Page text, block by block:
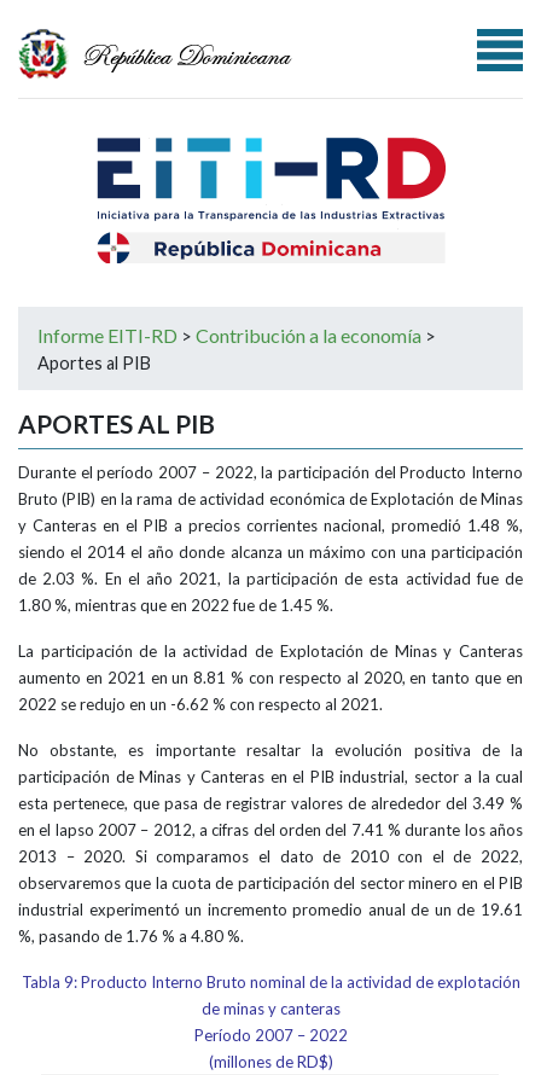
Escudo nacional
Informe EITI-RD > Contribución a la economía >
Aportes al PIB
APORTES AL PIB
Durante el período 2007 – 2022, la participación del Producto Interno
Bruto (PIB) en la rama de actividad económica de Explotación de Minas
y Canteras en el PIB a precios corrientes nacional, promedió 1.48 %,
siendo el 2014 el año donde alcanza un máximo con una participación
de 2.03 %. En el año 2021, la participación de esta actividad fue de
1.80 %, mientras que en 2022 fue de 1.45 %.
La participación de la actividad de Explotación de Minas y Canteras
aumento en 2021 en un 8.81 % con respecto al 2020, en tanto que en
2022 se redujo en un -6.62 % con respecto al 2021.
No obstante, es importante resaltar la evolución positiva de la
participación de Minas y Canteras en el PIB industrial, sector a la cual
esta pertenece, que pasa de registrar valores de alrededor del 3.49 %
en el lapso 2007 – 2012, a cifras del orden del 7.41 % durante los años
2013 – 2020. Si comparamos el dato de 2010 con el de 2022,
observaremos que la cuota de participación del sector minero en el PIB
industrial experimentó un incremento promedio anual de un de 19.61
%, pasando de 1.76 % a 4.80 %.
Tabla 9: Producto Interno Bruto nominal de la actividad de explotación
de minas y canteras
Período 2007 – 2022
(millones de RD$)